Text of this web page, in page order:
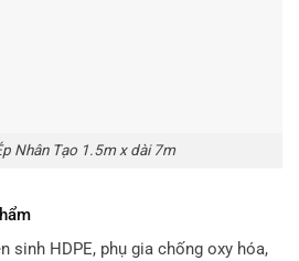
Nhân Tạo 1.5m x dài 7m
sinh HDPE, phụ gia chống oxy hóa,